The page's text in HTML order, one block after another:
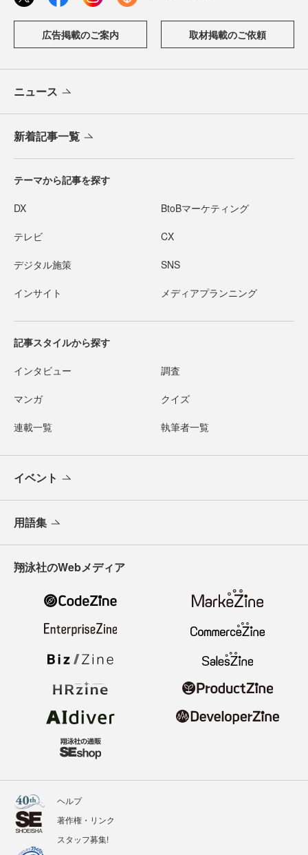
広告掲載のご案内 取材掲載のご依頼
ニュース
新着記事一覧
テーマから記事を探す
DX BtoBマーケティング
テレビ CX
デジタル施策 SNS
インサイト メディアプランニング
記事スタイルから探す
インタビュー 調査
マンガ クイズ
連載一覧 執筆者一覧
イベント
用語集
翔泳社のWebメディア
ヘルプ
著作権・リンク
スタッフ募集!